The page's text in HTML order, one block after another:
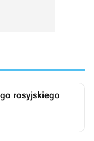
rosyjskiego